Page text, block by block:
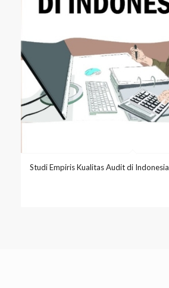
Studi Empiris Kualitas Audit di Indonesia